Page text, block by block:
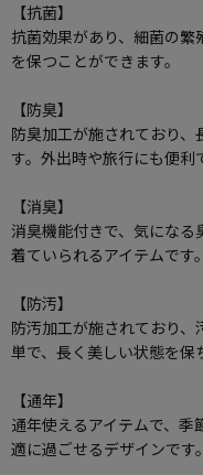
【抗菌】
抗菌効果があり、細菌の
を保つことができます。
【防臭】
防臭加工が施されており
す。外出時や旅行にも便利
【消臭】
消臭機能付きで、気にな
着ていられるアイテムです。
【防汚】
防汚加工が施されており
単で、長く美しい状態を保
【通年】
通年使えるアイテムで、
適に過ごせるデザインです。